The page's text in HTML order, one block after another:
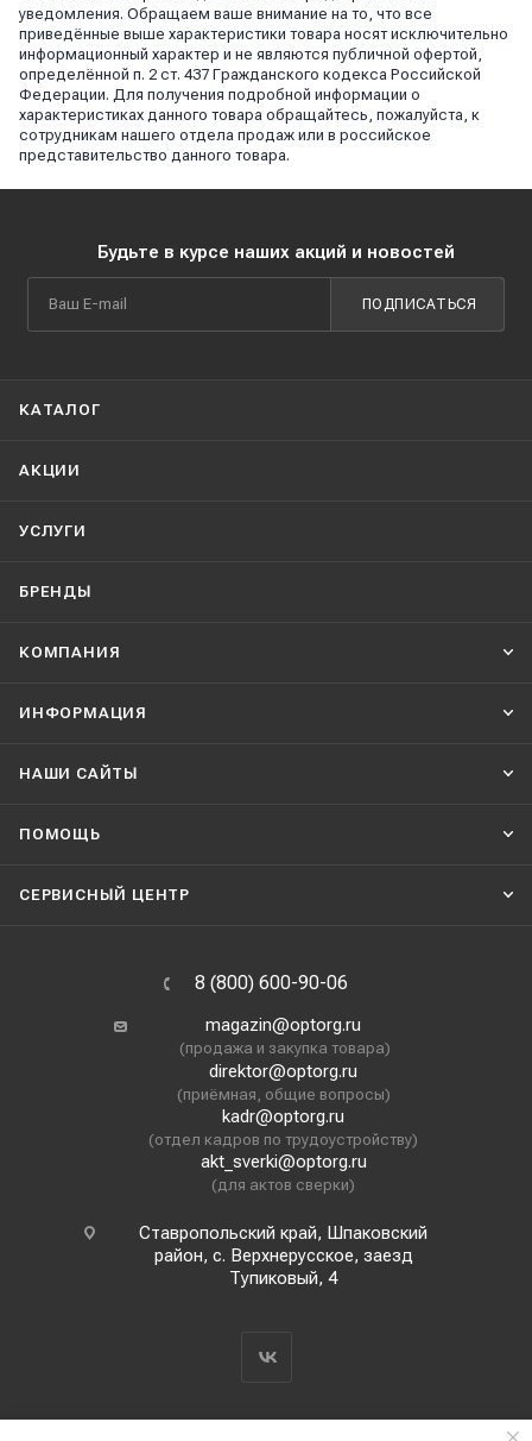
уведомления. Обращаем ваше внимание на то, что все
приведённые выше характеристики товара носят исключительно
информационный характер и не являются публичной офертой,
определённой п. 2 ст. 437 Гражданского кодекса Российской
Федерации. Для получения подробной информации о
характеристиках данного товара обращайтесь, пожалуйста, к
сотрудникам нашего отдела продаж или в российское
представительство данного товара.
Будьте в курсе наших акций и новостей
ПОДПИСАТЬСЯ
КАТАЛОГ
АКЦИИ
УСЛУГИ
БРЕНДЫ
КОМПАНИЯ
ИНФОРМАЦИЯ
НАШИ CАЙТЫ
ПОМОЩЬ
СЕРВИСНЫЙ ЦЕНТР
8 (800) 600-90-06
magazin@optorg.ru
(продажа и закупка товара)
direktor@optorg.ru
(приёмная, общие вопросы)
kadr@optorg.ru
(отдел кадров по трудоустройству)
akt_sverki@optorg.ru
(для актов сверки)
Ставропольский край, Шпаковский
район, с. Верхнерусское, заезд
Тупиковый, 4